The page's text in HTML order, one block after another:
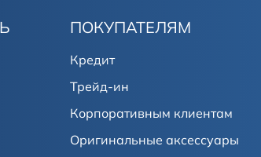
ПОКУПАТЕЛЯМ
Кредит
Трейд-ин
Корпоративным клиентам
Оригинальные аксессуары